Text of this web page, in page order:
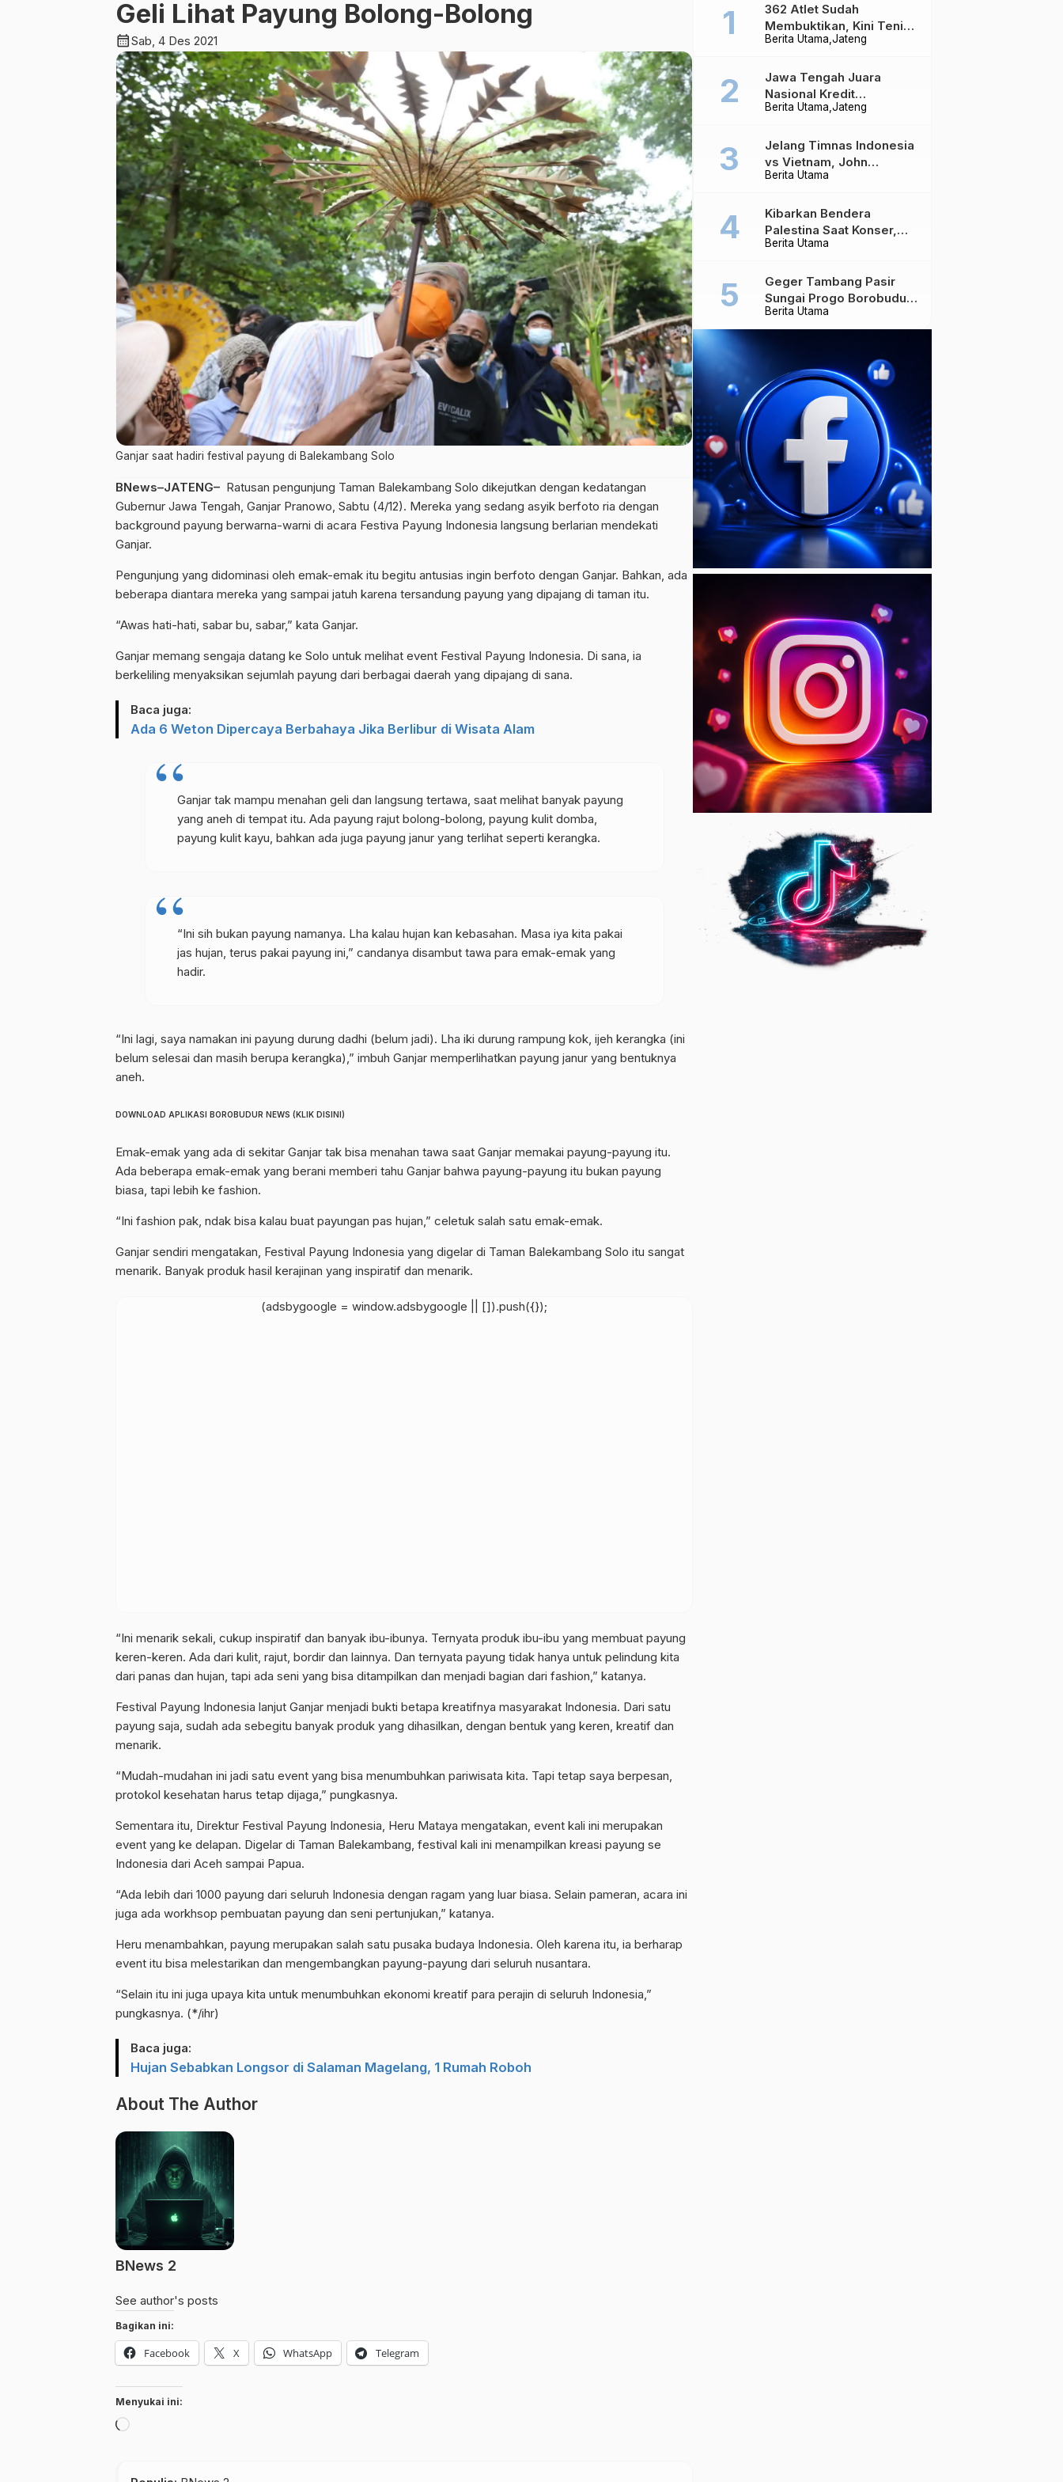
Geli Lihat Payung Bolong-Bolong
calendar_monthSab, 4 Des 2021
Ganjar saat hadiri festival payung di Balekambang Solo
BNews–JATENG– Ratusan pengunjung Taman Balekambang Solo dikejutkan dengan kedatangan
Gubernur Jawa Tengah, Ganjar Pranowo, Sabtu (4/12). Mereka yang sedang asyik berfoto ria dengan
background payung berwarna-warni di acara Festiva Payung Indonesia langsung berlarian mendekati
Ganjar.
Pengunjung yang didominasi oleh emak-emak itu begitu antusias ingin berfoto dengan Ganjar. Bahkan, ada
beberapa diantara mereka yang sampai jatuh karena tersandung payung yang dipajang di taman itu.
“Awas hati-hati, sabar bu, sabar,” kata Ganjar.
Ganjar memang sengaja datang ke Solo untuk melihat event Festival Payung Indonesia. Di sana, ia
berkeliling menyaksikan sejumlah payung dari berbagai daerah yang dipajang di sana.
Baca juga:
Ada 6 Weton Dipercaya Berbahaya Jika Berlibur di Wisata Alam
Ganjar tak mampu menahan geli dan langsung tertawa, saat melihat banyak payung
yang aneh di tempat itu. Ada payung rajut bolong-bolong, payung kulit domba,
payung kulit kayu, bahkan ada juga payung janur yang terlihat seperti kerangka.
“Ini sih bukan payung namanya. Lha kalau hujan kan kebasahan. Masa iya kita pakai
jas hujan, terus pakai payung ini,” candanya disambut tawa para emak-emak yang
hadir.
“Ini lagi, saya namakan ini payung durung dadhi (belum jadi). Lha iki durung rampung kok, ijeh kerangka (ini
belum selesai dan masih berupa kerangka),” imbuh Ganjar memperlihatkan payung janur yang bentuknya
aneh.
DOWNLOAD APLIKASI BOROBUDUR NEWS (KLIK DISINI)
Emak-emak yang ada di sekitar Ganjar tak bisa menahan tawa saat Ganjar memakai payung-payung itu.
Ada beberapa emak-emak yang berani memberi tahu Ganjar bahwa payung-payung itu bukan payung
biasa, tapi lebih ke fashion.
“Ini fashion pak, ndak bisa kalau buat payungan pas hujan,” celetuk salah satu emak-emak.
Ganjar sendiri mengatakan, Festival Payung Indonesia yang digelar di Taman Balekambang Solo itu sangat
menarik. Banyak produk hasil kerajinan yang inspiratif dan menarik.
(adsbygoogle = window.adsbygoogle || []).push({});
“Ini menarik sekali, cukup inspiratif dan banyak ibu-ibunya. Ternyata produk ibu-ibu yang membuat payung
keren-keren. Ada dari kulit, rajut, bordir dan lainnya. Dan ternyata payung tidak hanya untuk pelindung kita
dari panas dan hujan, tapi ada seni yang bisa ditampilkan dan menjadi bagian dari fashion,” katanya.
Festival Payung Indonesia lanjut Ganjar menjadi bukti betapa kreatifnya masyarakat Indonesia. Dari satu
payung saja, sudah ada sebegitu banyak produk yang dihasilkan, dengan bentuk yang keren, kreatif dan
menarik.
“Mudah-mudahan ini jadi satu event yang bisa menumbuhkan pariwisata kita. Tapi tetap saya berpesan,
protokol kesehatan harus tetap dijaga,” pungkasnya.
Sementara itu, Direktur Festival Payung Indonesia, Heru Mataya mengatakan, event kali ini merupakan
event yang ke delapan. Digelar di Taman Balekambang, festival kali ini menampilkan kreasi payung se
Indonesia dari Aceh sampai Papua.
“Ada lebih dari 1000 payung dari seluruh Indonesia dengan ragam yang luar biasa. Selain pameran, acara ini
juga ada workhsop pembuatan payung dan seni pertunjukan,” katanya.
Heru menambahkan, payung merupakan salah satu pusaka budaya Indonesia. Oleh karena itu, ia berharap
event itu bisa melestarikan dan mengembangkan payung-payung dari seluruh nusantara.
“Selain itu ini juga upaya kita untuk menumbuhkan ekonomi kreatif para perajin di seluruh Indonesia,”
pungkasnya. (*/ihr)
Baca juga:
Hujan Sebabkan Longsor di Salaman Magelang, 1 Rumah Roboh
About The Author
BNews 2
See author's posts
Bagikan ini:
Facebook X WhatsApp Telegram
Menyukai ini:
Memuat...
Berita Utama Jateng
362 Atlet Sudah
Membuktikan, Kini Tenis
Meja Jateng Dibidik Jadi
Berita Utama Jateng
Jawa Tengah Juara
Nasional Kredit
Perumahan, Realisasi
Berita Utama
Jelang Timnas Indonesia
vs Vietnam, John
Herdman Ungkap Hal
Berita Utama
Kibarkan Bendera
Palestina Saat Konser,
Massive Attack Dilarang
Berita Utama
Geger Tambang Pasir
Sungai Progo Borobudur,
Warga Sambeng Hentikan
Alat Berat dan Usir Truk